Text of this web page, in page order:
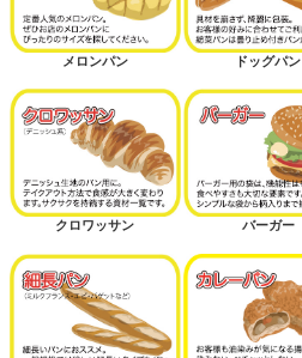
メロンパン ドッグパン
クロワッサン バーガー